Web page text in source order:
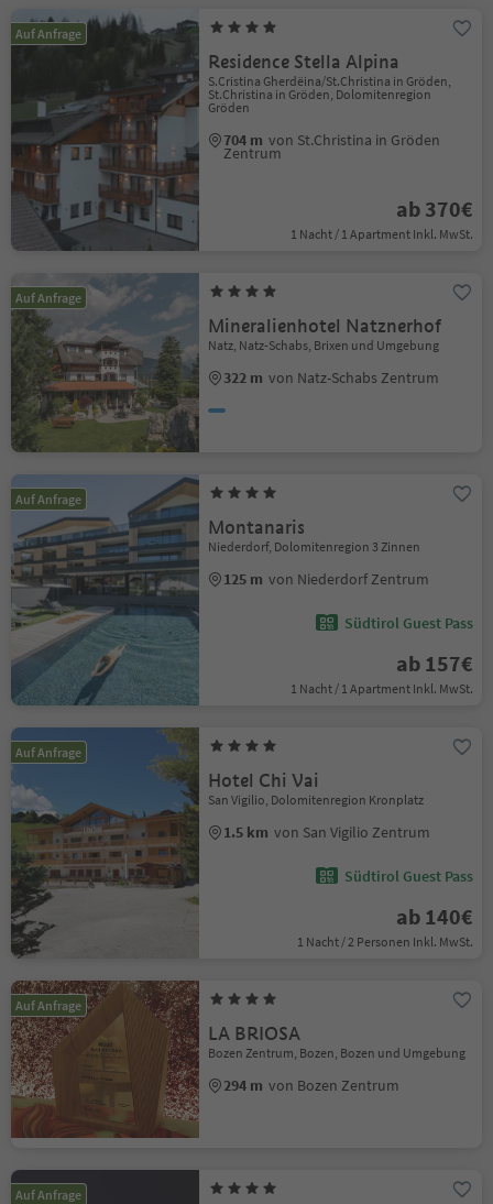
Auf Anfrage
Residence Stella Alpina
S.Cristina Gherdëina/St.Christina in Gröden,
St.Christina in Gröden, Dolomitenregion
Gröden
704 m von St.Christina in Gröden
Zentrum
ab 370€
1 Nacht / 1 Apartment Inkl. MwSt.
Auf Anfrage
Mineralienhotel Natznerhof
Natz, Natz-Schabs, Brixen und Umgebung
322 m von Natz-Schabs Zentrum
Auf Anfrage
Montanaris
Niederdorf, Dolomitenregion 3 Zinnen
125 m von Niederdorf Zentrum
Südtirol Guest Pass
ab 157€
1 Nacht / 1 Apartment Inkl. MwSt.
Auf Anfrage
Hotel Chi Vai
San Vigilio, Dolomitenregion Kronplatz
1.5 km von San Vigilio Zentrum
Südtirol Guest Pass
ab 140€
1 Nacht / 2 Personen Inkl. MwSt.
Auf Anfrage
LA BRIOSA
Bozen Zentrum, Bozen, Bozen und Umgebung
294 m von Bozen Zentrum
Auf Anfrage